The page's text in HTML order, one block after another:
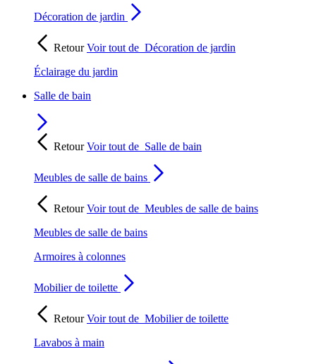
Décoration de jardin
RetourVoir tout de Décoration de jardin
Éclairage du jardin
Salle de bain
RetourVoir tout de Salle de bain
Meubles de salle de bains
RetourVoir tout de Meubles de salle de bains
Meubles de salle de bains
Armoires à colonnes
Mobilier de toilette
RetourVoir tout de Mobilier de toilette
Lavabos à main